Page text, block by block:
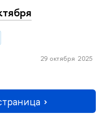
29 октября 2025